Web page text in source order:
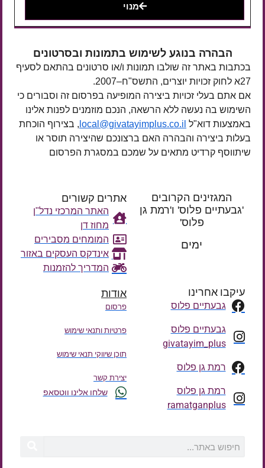
מנוי
הבהרה בנוגע לשימוש בתמונות ובסרטונים
בכתבות באתר זה שולבו תמונות ו/או סרטונים בהתאם לסעיף
27א לחוק זכויות יוצרים, התשס"ח–2007.
אם אתם בעלי זכויות ביצירה המופיעה בפרסום זה וסבורים כי
השימוש בה נעשה ללא הרשאה, הנכם מוזמנים לפנות אלינו
באמצעות דוא"ל local@givatayimplus.co.il , בצירוף הוכחת
בעלות ביצירה והבהרה האם ברצונכם שהיצירה תוסר או
שיתווסף קרדיט מתאים על שמכם במסגרת הפרסום
המגזינים הקרובים
'גבעתיים פלוס' ו'רמת גן
פלוס'
ימים
אתרים קשורים
האתר המרכזי נדל"ן
מחוז דן
המומחים מסבירים
אינדקס העסקים באזור
המדריך להזמנות
עיקבו אחרינו
גבעתיים פלוס
גבעתיים פלוס
givatayim_plus
רמת גן פלוס
רמת גן פלוס
ramatganplus
אודות
פרסום
פרטיות ותנאי שימוש
תוכן שיווקי תנאי שימוש
יצירת קשר
שלחו אלינו ווטסאפ